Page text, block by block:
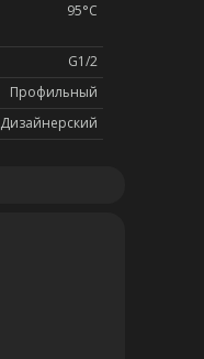
95°С
G1/2
Профильный
Дизайнерский